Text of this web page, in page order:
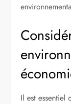
Il est essentiel